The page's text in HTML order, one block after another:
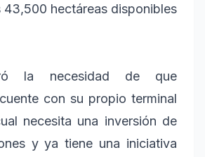
43,500 hectáreas disponibles
la necesidad de que
con su propio terminal
necesita una inversión de
y ya tiene una iniciativa